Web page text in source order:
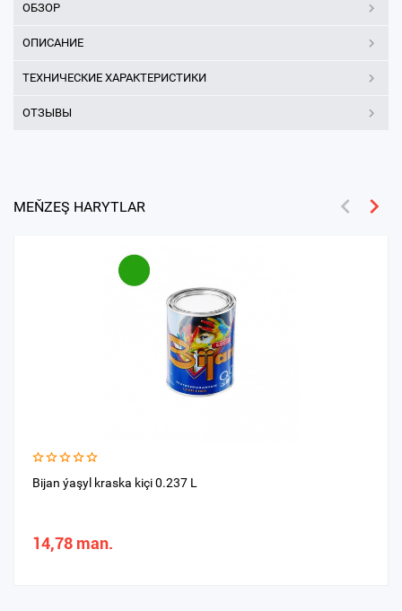
ОБЗОР
ОПИСАНИЕ
ТЕХНИЧЕСКИЕ ХАРАКТЕРИСТИКИ
ОТЗЫВЫ
MEŇZEŞ HARYTLAR
Bijan ýaşyl kraska kiçi 0.237 L
14,78 man.